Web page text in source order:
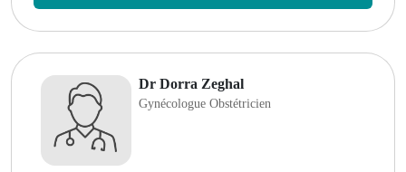
Dr Dorra Zeghal
Gynécologue Obstétricien